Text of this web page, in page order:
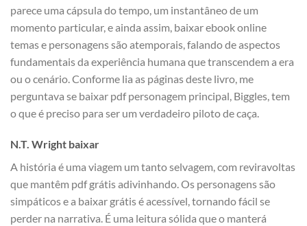
parece uma cápsula do tempo, um instantâneo de um
momento particular, e ainda assim, baixar ebook online
temas e personagens são atemporais, falando de aspectos
fundamentais da experiência humana que transcendem a era
ou o cenário. Conforme lia as páginas deste livro, me
perguntava se baixar pdf personagem principal, Biggles, tem
o que é preciso para ser um verdadeiro piloto de caça.
N.T. Wright baixar
A história é uma viagem um tanto selvagem, com reviravoltas
que mantêm pdf grátis adivinhando. Os personagens são
simpáticos e a baixar grátis é acessível, tornando fácil se
perder na narrativa. É uma leitura sólida que o manterá